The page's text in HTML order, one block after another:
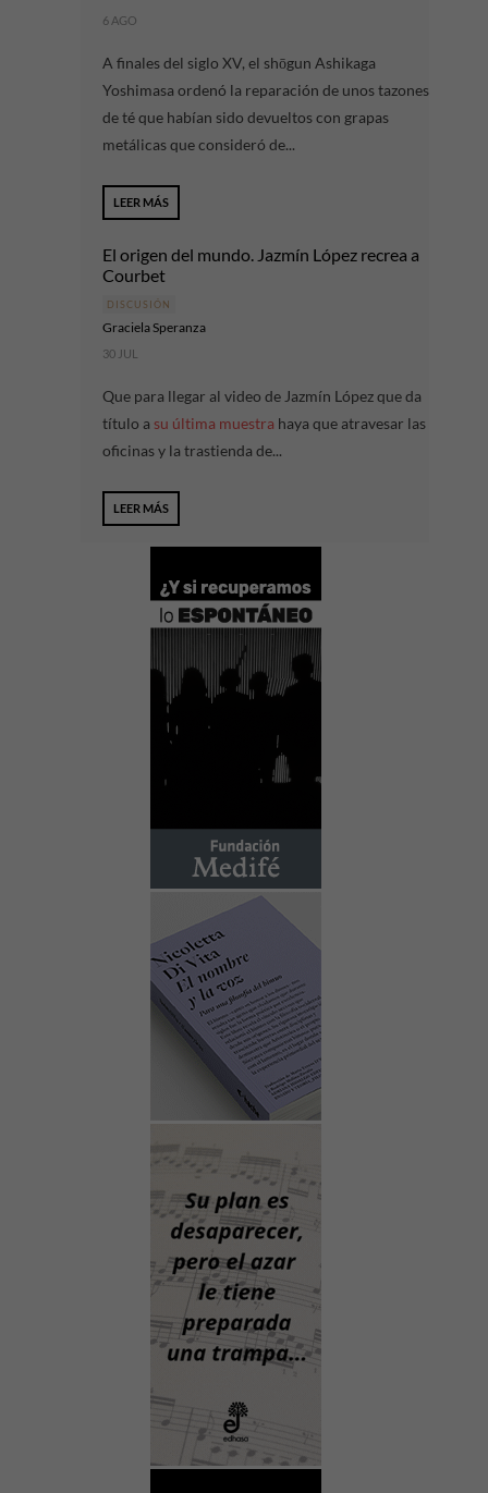
6 AGO
A finales del siglo XV, el shōgun Ashikaga
Yoshimasa ordenó la reparación de unos tazones
de té que habían sido devueltos con grapas
metálicas que consideró de...
LEER MÁS
El origen del mundo. Jazmín López recrea a
Courbet
DISCUSIÓN
Graciela Speranza
30 JUL
Que para llegar al video de Jazmín López que da
título a su última muestra haya que atravesar las
oficinas y la trastienda de...
LEER MÁS